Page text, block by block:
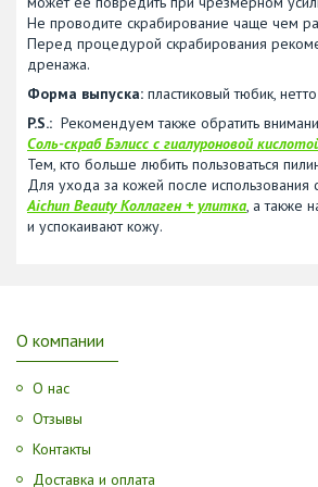
Не проводите скрабирование чаще чем
Перед процедурой скрабирования
дренажа.
Форма выпуска: пластиковый тюбик,
P.S.: Рекомендуем также обратить
Соль-скраб Бэлисс с гиалуроновой
Тем, кто больше любить пользоваться
Для ухода за кожей после
Aichun Beauty Коллаген + улитка, а также
и успокаивают кожу.
О компании
О нас
Отзывы
Контакты
Доставка и оплата